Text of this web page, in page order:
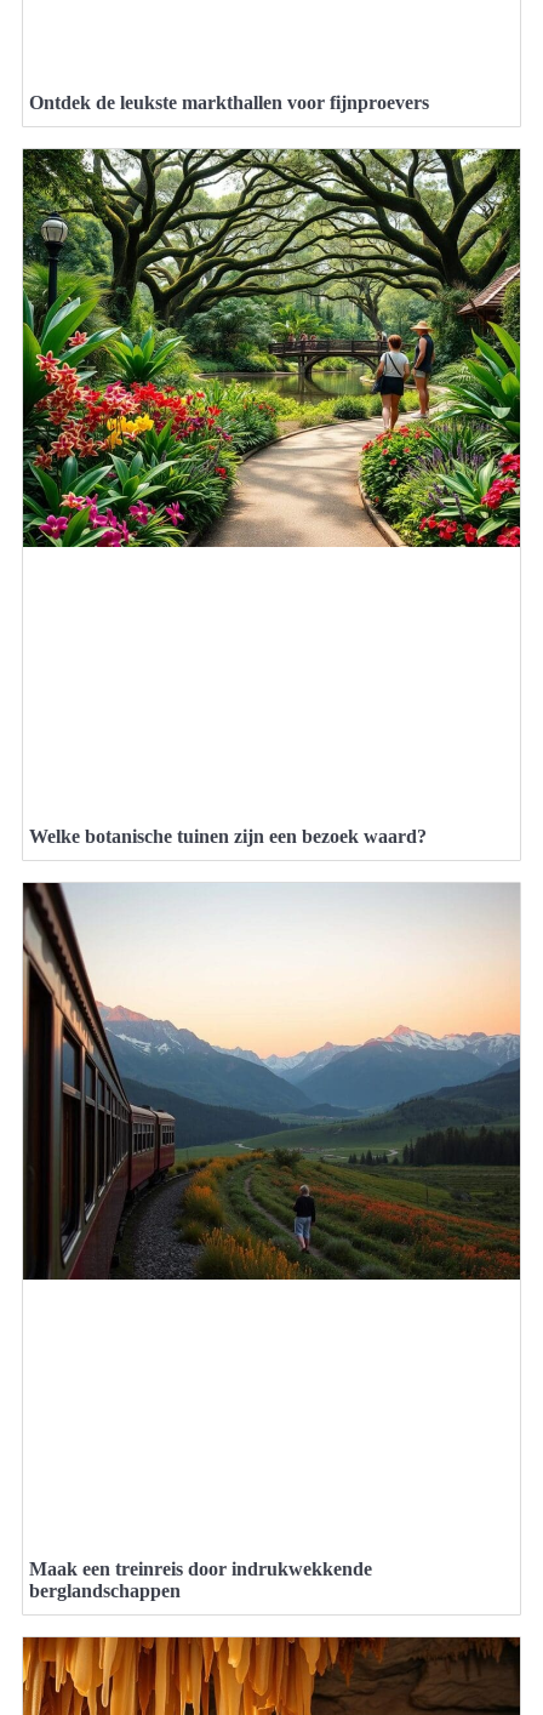
Ontdek de leukste markthallen voor fijnproevers
Welke botanische tuinen zijn een bezoek waard?
Maak een treinreis door indrukwekkende
berglandschappen